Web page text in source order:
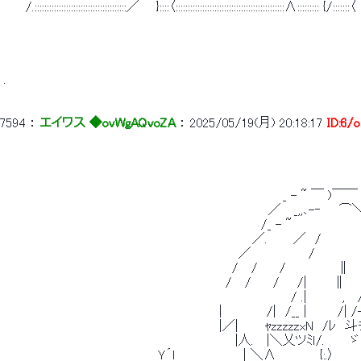
/.::::::::::::::::::::::::::::::::::::::／ 　 }::::〈:::::::::::::::::::::::::::::::::::::::::::::∧::::::::: {/:::::::〈
7594 ： エイワス ◆ovWgAQvoZA ： 2025/05/19(月) 20:18:17 ID:6/
_ - ~ ￣ )￣￣ ~ ‐
／　 _,,､-‐　　⌒＼
/_ - ~　　　　　　　　 ＼　
／.　 　 ／　/　　 　 　 　 '，　
／　　　　　　 /　　　　　 　 　 Ｖﾆ=-,ﾆﾆﾆ:＼
/　 /　　 /　 　 　 　 ∥　 .ハ 　 Ｖ.　 }二二二＼
/　 /　　 /　　/|　　　∥ 　 　 　 　
/ .|　　　　,　 /|.　　　　
|　　　　　/|　/__ |　　　 /| /-| /|.　　 |.イ}ﾆﾆﾆﾆ二:／⌒
|／|　　　ｬzzzzzxN　/ﾚ　斗ぅヵ=ｧ∧/Ｙ/ﾆﾆﾆﾆﾆﾆ
|人.　 |＼乂ツﾐｌ/.　 　 ゞ彳イ　
Ｙ´l 　 　 　 　 　 | ＼∧　　　 　 {:.〉 　 　 　 |